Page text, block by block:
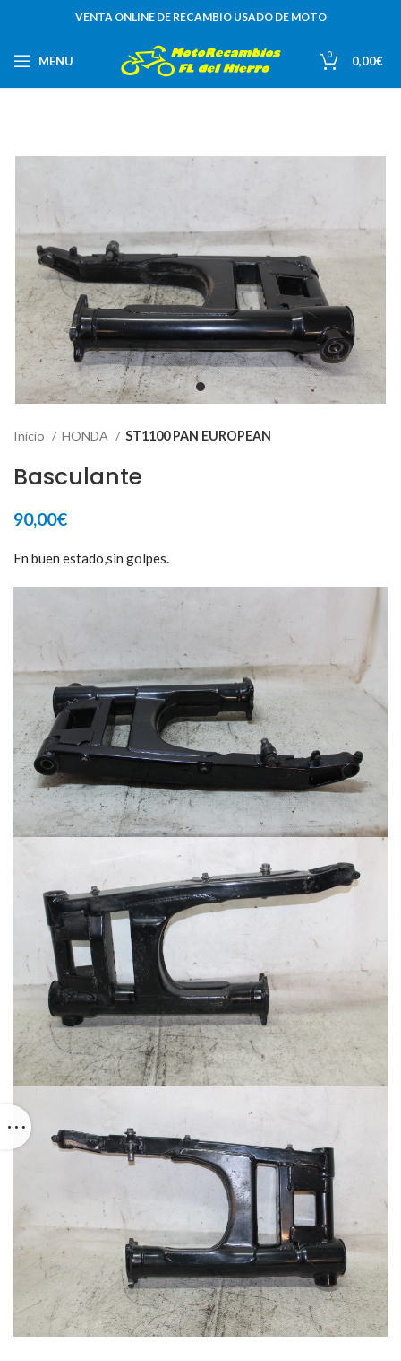
VENTA ONLINE DE RECAMBIO USADO DE MOTO
MENU 0 0,00€
Inicio HONDA ST1100 PAN EUROPEAN
Basculante
90,00€
En buen estado,sin golpes.